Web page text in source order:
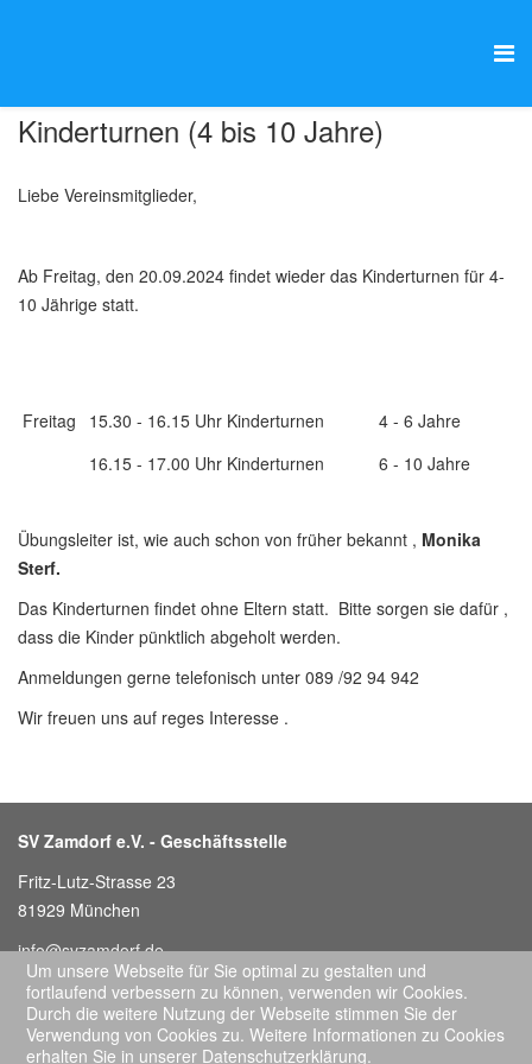
Kinderturnen (4 bis 10 Jahre)
Liebe Vereinsmitglieder,
Ab Freitag, den 20.09.2024 findet wieder das Kinderturnen für 4-
10 Jährige statt.
Freitag 15.30 - 16.15 Uhr Kinderturnen
4 - 6 Jahre
16.15 - 17.00 Uhr Kinderturnen
6 - 10 Jahre
Übungsleiter ist, wie auch schon von früher bekannt , Monika
Sterf.
Das Kinderturnen findet ohne Eltern statt. Bitte sorgen sie dafür ,
dass die Kinder pünktlich abgeholt werden.
Anmeldungen gerne telefonisch unter 089 /92 94 942
Wir freuen uns auf reges Interesse .
SV Zamdorf e.V. - Geschäftsstelle
Fritz-Lutz-Strasse 23
81929 München
info@svzamdorf.de
Telefon: 089 / 411 569 07
Öffnungszeiten: Mittwochs 18-19:00 Uhr
oder nach Vereinbarung (Ferienzeit abweichend)
Um unsere Webseite für Sie optimal zu gestalten und
fortlaufend verbessern zu können, verwenden wir Cookies.
Durch die weitere Nutzung der Webseite stimmen Sie der
Verwendung von Cookies zu. Weitere Informationen zu Cookies
erhalten Sie in unserer Datenschutzerklärung.